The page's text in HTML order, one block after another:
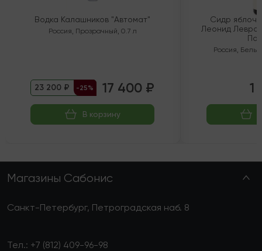
Водка Калашников "Автомат"
Россия, Прозрачный, 0.7 л
23 200 ₽ -25% 17 400 ₽
В корзину
Сидр
Леонид
Россия, Белый
1
Магазины Сабонис
Санкт-Петербург, Петроградская наб. 8
Тел.: +7 (812) 409-96-98